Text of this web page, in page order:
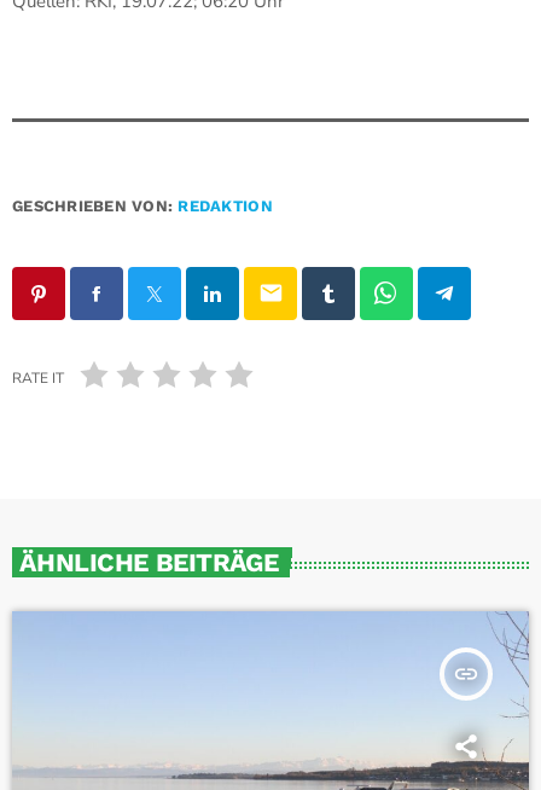
GESCHRIEBEN VON: REDAKTION
email
RATE IT
ÄHNLICHE BEITRÄGE
insert_link